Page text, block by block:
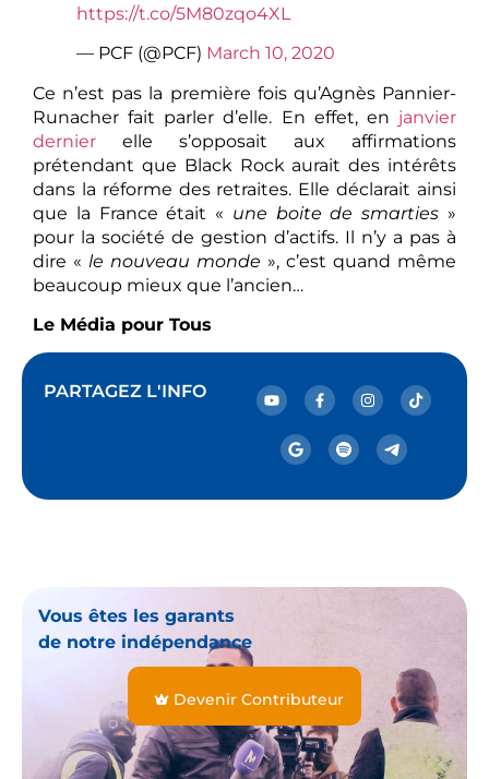
https://t.co/5M80zqo4XL
— PCF (@PCF) March 10, 2020
Ce n’est pas la première fois qu’Agnès Pannier-
Runacher fait parler d’elle. En effet, en janvier
dernier elle s’opposait aux affirmations
prétendant que Black Rock aurait des intérêts
dans la réforme des retraites. Elle déclarait ainsi
que la France était « une boite de smarties »
pour la société de gestion d’actifs. Il n’y a pas à
dire « le nouveau monde », c’est quand même
beaucoup mieux que l’ancien…
Le Média pour Tous
PARTAGEZ L'INFO
Vous êtes les garants
de notre indépendance
Devenir Contributeur